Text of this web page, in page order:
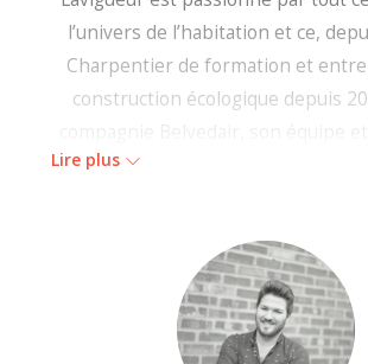
l’univers de l’habitation et ce,
Charpentier de formation et
construction écologique depuis
chance de concevoir et de
ayant donné plus de 400
l’habitat écologique.
Benoit siège également sur
Lire plus